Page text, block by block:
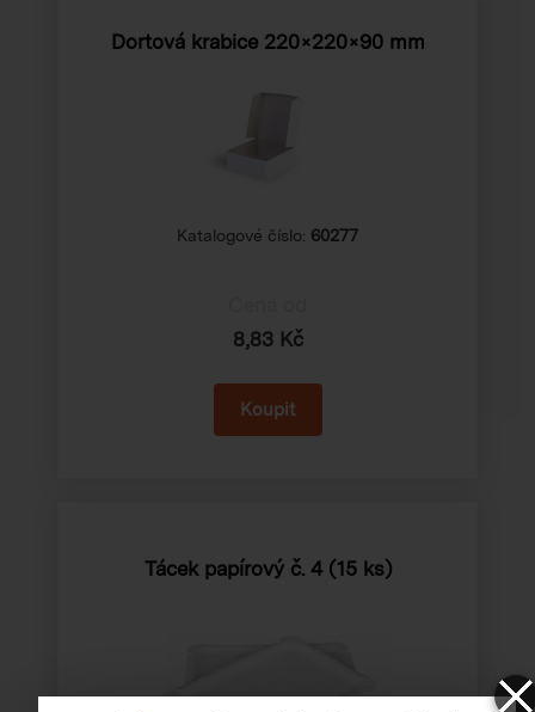
Dortová krabice 220×220×90 mm
Katalogové číslo: 60277
8,83 Kč
Tácek papírový č. 4 (15 ks)